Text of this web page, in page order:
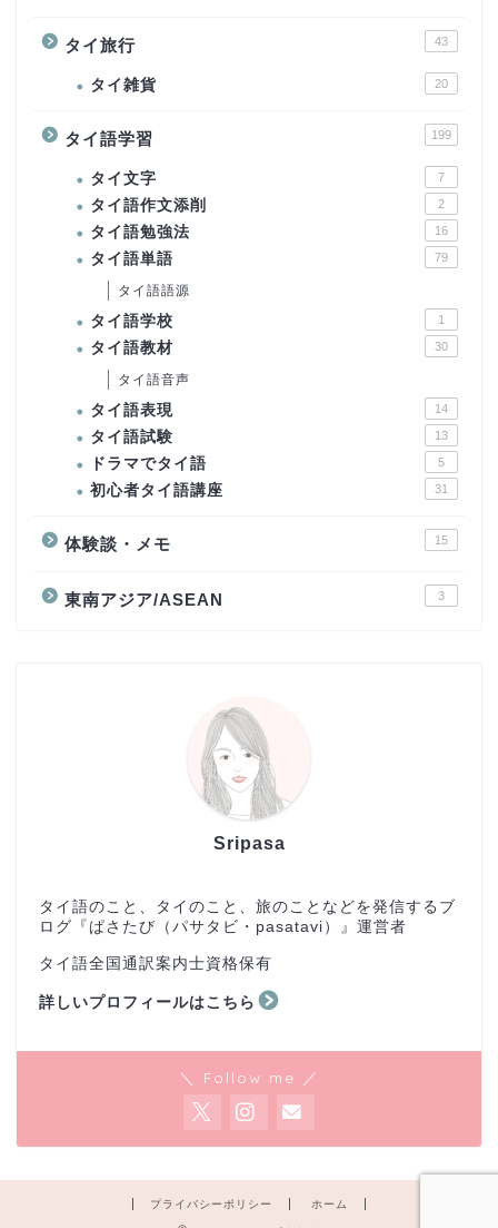
タイ旅行 43
タイ雑貨 20
タイ語学習 199
タイ文字 7
タイ語作文添削 2
タイ語勉強法 16
タイ語単語 79
タイ語語源
タイ語学校 1
タイ語教材 30
タイ語音声
タイ語表現 14
タイ語試験 13
ドラマでタイ語 5
初心者タイ語講座 31
体験談・メモ 15
東南アジア/ASEAN 3
Sripasa
タイ語のこと、タイのこと、旅のことなどを発信するブ
ログ『ぱさたび（パサタビ・pasatavi）』運営者
タイ語全国通訳案内士資格保有
詳しいプロフィールはこちら
＼ Follow me ／
プライバシーポリシー ホーム